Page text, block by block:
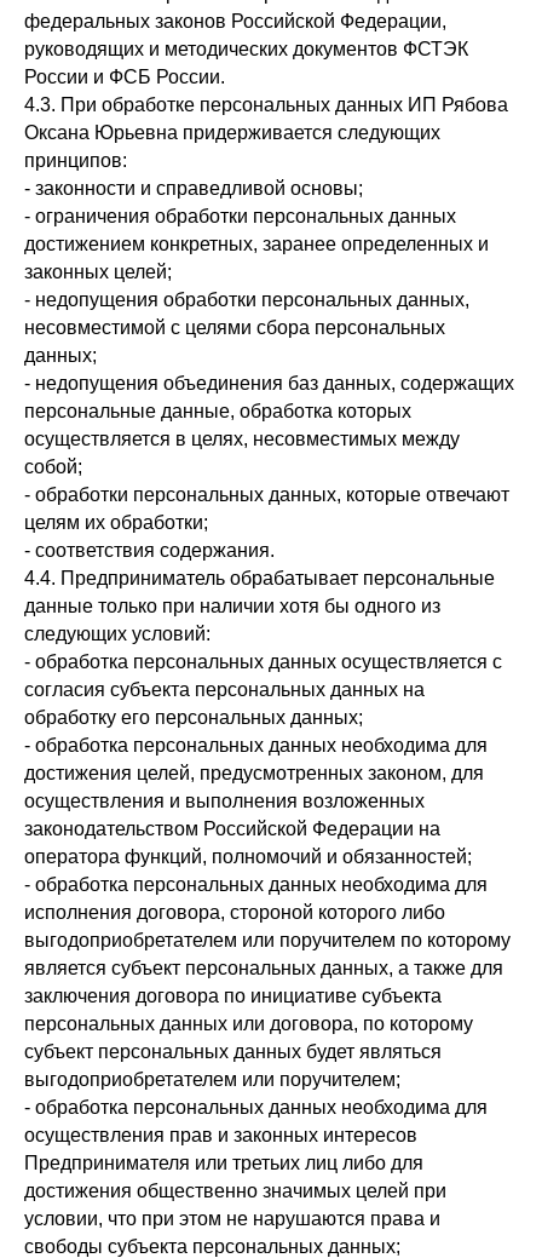
федеральных законов Российской Федерации,
руководящих и методических документов ФСТЭК
России и ФСБ России.
4.3. При обработке персональных данных ИП Рябова
Оксана Юрьевна придерживается следующих
принципов:
- законности и справедливой основы;
- ограничения обработки персональных данных
достижением конкретных, заранее определенных и
законных целей;
- недопущения обработки персональных данных,
несовместимой с целями сбора персональных
данных;
- недопущения объединения баз данных, содержащих
персональные данные, обработка которых
осуществляется в целях, несовместимых между
собой;
- обработки персональных данных, которые отвечают
целям их обработки;
- соответствия содержания.
4.4. Предприниматель обрабатывает персональные
данные только при наличии хотя бы одного из
следующих условий:
- обработка персональных данных осуществляется с
согласия субъекта персональных данных на
обработку его персональных данных;
- обработка персональных данных необходима для
достижения целей, предусмотренных законом, для
осуществления и выполнения возложенных
законодательством Российской Федерации на
оператора функций, полномочий и обязанностей;
- обработка персональных данных необходима для
исполнения договора, стороной которого либо
выгодоприобретателем или поручителем по которому
является субъект персональных данных, а также для
заключения договора по инициативе субъекта
персональных данных или договора, по которому
субъект персональных данных будет являться
выгодоприобретателем или поручителем;
- обработка персональных данных необходима для
осуществления прав и законных интересов
Предпринимателя или третьих лиц либо для
достижения общественно значимых целей при
условии, что при этом не нарушаются права и
свободы субъекта персональных данных;